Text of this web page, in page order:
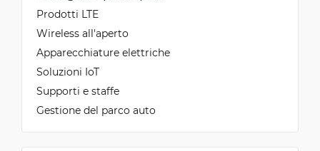
Prodotti LTE
Wireless all'aperto
Apparecchiature elettriche
Soluzioni IoT
Supporti e staffe
Gestione del parco auto